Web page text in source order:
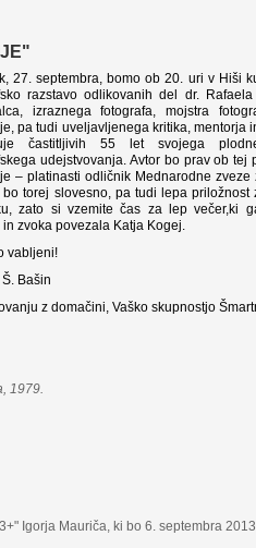
27. septembra, bomo ob 20. uri v Hiši
razstavo odlikovanih del dr.
izraznega fotografa, mojstra
pa tudi uveljavljenega kritika, mentorja
častitljivih 55 let svojega
udejstvovanja. Avtor bo prav ob tej
– platinasti odličnik Mednarodne zveze
bo torej slovesno, pa tudi lepa
zato si vzemite čas za lep večer,ki
in zvoka povezala Katja Kogej.
vabljeni!
Bašin
z domačini, Vaško skupnostjo
1979.
Igorja Mauriča, ki bo 6. septembra